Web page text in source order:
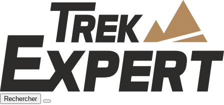
Rechercher